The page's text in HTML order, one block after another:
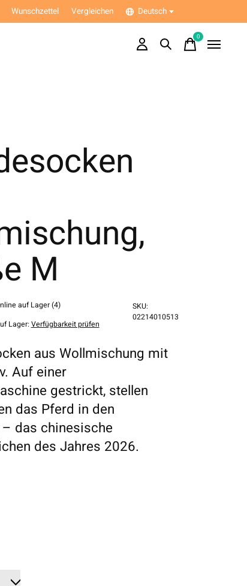
Wunschzettel Vergleichen Deutsch
0items
M
auf Lager (4)
Lager: Verfügbarkeit prüfen
SKU:
02214010513
aus Wollmischung mit
Auf einer
gestrickt, stellen
das Pferd in den
das chinesische
des Jahres 2026.